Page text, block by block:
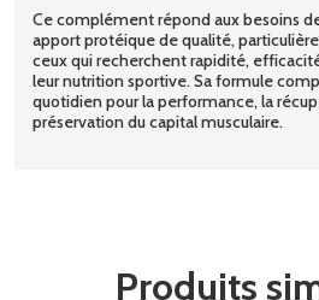
Ce complément répond aux besoins
apport protéique de qualité,
ceux qui recherchent rapidité,
leur nutrition sportive. Sa formule
quotidien pour la performance, la
préservation du capital musculaire.
Produits